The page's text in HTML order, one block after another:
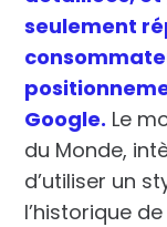
seulement
Google. Le
du Monde,
d’utiliser un
l’historique